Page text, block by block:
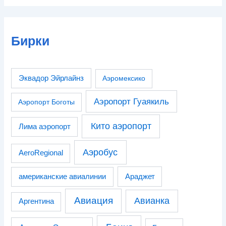
Бирки
Эквадор Эйрлайнз Аэромексико
Аэропорт Боготы Аэропорт Гуаякиль
Лима аэропорт Кито аэропорт
AeroRegional Аэробус
американские авиалинии Араджет
Аргентина Авиация Авианка